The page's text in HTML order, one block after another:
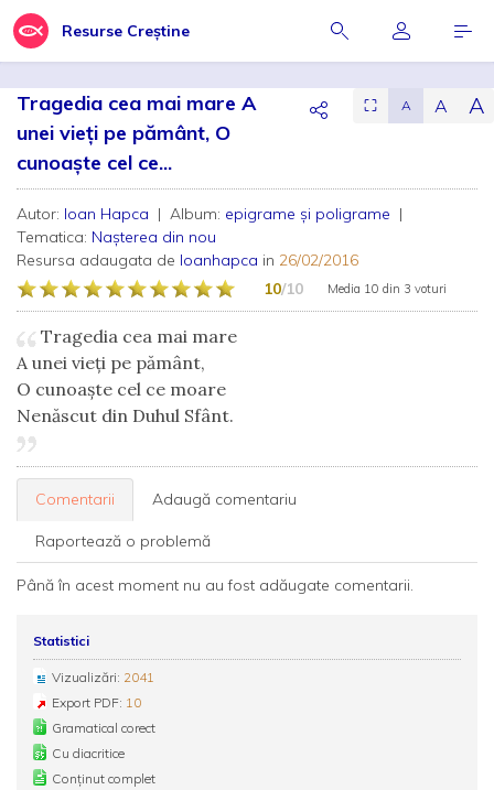
Resurse Creștine
Tragedia cea mai mare A
unei vieți pe pământ, O
cunoaște cel ce...
⛶ A A A
Autor: Ioan Hapca | Album: epigrame și poligrame |
Tematica: Nașterea din nou
Resursa adaugata de Ioanhapca in 26/02/2016
10/10 Media 10 din 3 voturi
Tragedia cea mai mare
A unei vieți pe pământ,
O cunoaște cel ce moare
Nenăscut din Duhul Sfânt.
Comentarii Adaugă comentariu
Raportează o problemă
Până în acest moment nu au fost adăugate comentarii.
Statistici
Vizualizări: 2041
Export PDF: 10
Gramatical corect
Cu diacritice
Conținut complet